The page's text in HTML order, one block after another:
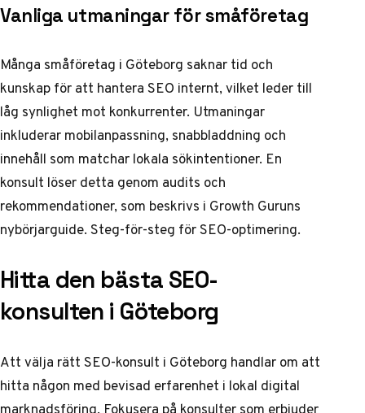
Vanliga utmaningar för småföretag
Många småföretag i Göteborg saknar tid och
kunskap för att hantera SEO internt, vilket leder till
låg synlighet mot konkurrenter. Utmaningar
inkluderar mobilanpassning, snabbladdning och
innehåll som matchar lokala sökintentioner. En
konsult löser detta genom audits och
rekommendationer, som beskrivs i Growth Guruns
nybörjarguide.Steg-för-steg för SEO-optimering.
Hitta den bästa SEO-
konsulten i Göteborg
Att välja rätt SEO-konsult i Göteborg handlar om att
hitta någon med bevisad erfarenhet i lokal digital